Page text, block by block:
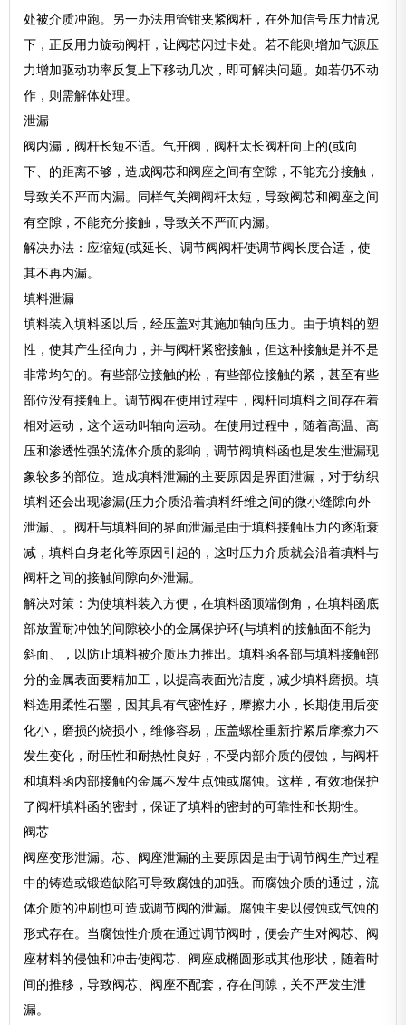
处被介质冲跑。另一办法用管钳夹紧阀杆，在外加信号压力情况
下，正反用力旋动阀杆，让阀芯闪过卡处。若不能则增加气源压
力增加驱动功率反复上下移动几次，即可解决问题。如若仍不动
作，则需解体处理。
泄漏
阀内漏，阀杆长短不适。气开阀，阀杆太长阀杆向上的(或向
下、的距离不够，造成阀芯和阀座之间有空隙，不能充分接触，
导致关不严而内漏。同样气关阀阀杆太短，导致阀芯和阀座之间
有空隙，不能充分接触，导致关不严而内漏。
解决办法：应缩短(或延长、调节阀阀杆使调节阀长度合适，使
其不再内漏。
填料泄漏
填料装入填料函以后，经压盖对其施加轴向压力。由于填料的塑
性，使其产生径向力，并与阀杆紧密接触，但这种接触是并不是
非常均匀的。有些部位接触的松，有些部位接触的紧，甚至有些
部位没有接触上。调节阀在使用过程中，阀杆同填料之间存在着
相对运动，这个运动叫轴向运动。在使用过程中，随着高温、高
压和渗透性强的流体介质的影响，调节阀填料函也是发生泄漏现
象较多的部位。造成填料泄漏的主要原因是界面泄漏，对于纺织
填料还会出现渗漏(压力介质沿着填料纤维之间的微小缝隙向外
泄漏、。阀杆与填料间的界面泄漏是由于填料接触压力的逐渐衰
减，填料自身老化等原因引起的，这时压力介质就会沿着填料与
阀杆之间的接触间隙向外泄漏。
解决对策：为使填料装入方便，在填料函顶端倒角，在填料函底
部放置耐冲蚀的间隙较小的金属保护环(与填料的接触面不能为
斜面、，以防止填料被介质压力推出。填料函各部与填料接触部
分的金属表面要精加工，以提高表面光洁度，减少填料磨损。填
料选用柔性石墨，因其具有气密性好，摩擦力小，长期使用后变
化小，磨损的烧损小，维修容易，压盖螺栓重新拧紧后摩擦力不
发生变化，耐压性和耐热性良好，不受内部介质的侵蚀，与阀杆
和填料函内部接触的金属不发生点蚀或腐蚀。这样，有效地保护
了阀杆填料函的密封，保证了填料的密封的可靠性和长期性。
阀芯
阀座变形泄漏。芯、阀座泄漏的主要原因是由于调节阀生产过程
中的铸造或锻造缺陷可导致腐蚀的加强。而腐蚀介质的通过，流
体介质的冲刷也可造成调节阀的泄漏。腐蚀主要以侵蚀或气蚀的
形式存在。当腐蚀性介质在通过调节阀时，便会产生对阀芯、阀
座材料的侵蚀和冲击使阀芯、阀座成椭圆形或其他形状，随着时
间的推移，导致阀芯、阀座不配套，存在间隙，关不严发生泄
漏。